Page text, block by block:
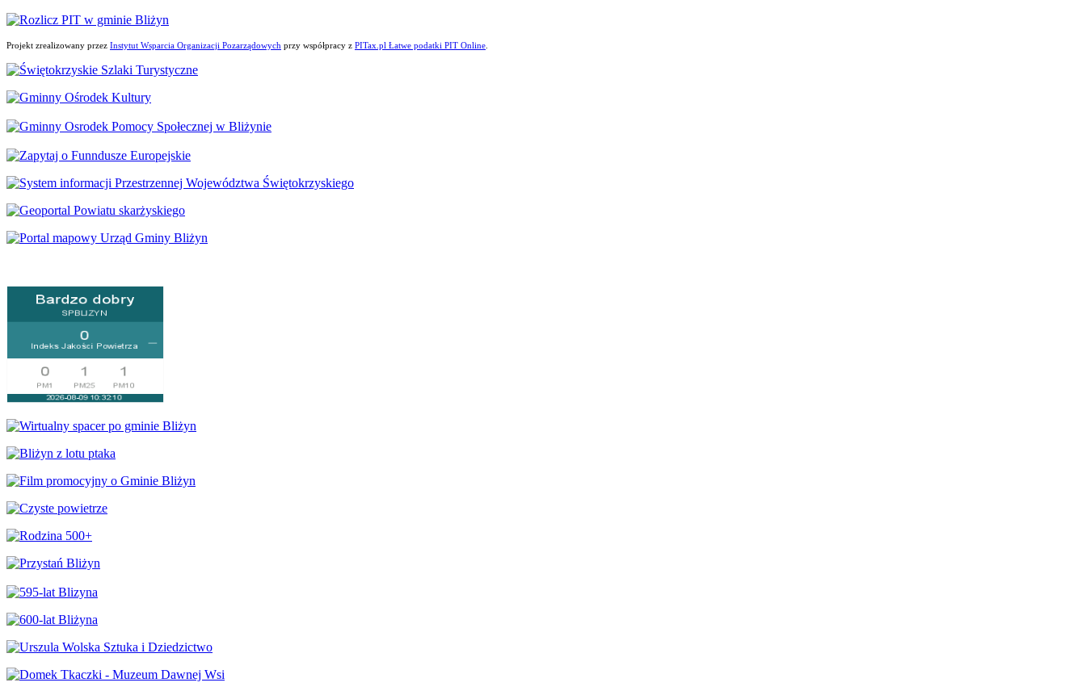
Projekt zrealizowany przez Instytut Wsparcia Organizacji Pozarządowych przy współpracy z PITax.pl Łatwe podatki PIT Online